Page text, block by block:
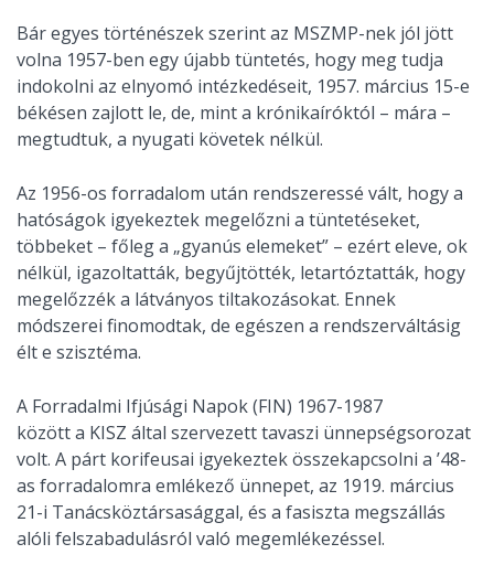
Bár egyes történészek szerint az MSZMP-nek jól jött
volna 1957-ben egy újabb tüntetés, hogy meg tudja
indokolni az elnyomó intézkedéseit, 1957. március 15-e
békésen zajlott le, de, mint a krónikaíróktól – mára –
megtudtuk, a nyugati követek nélkül.
Az 1956-os forradalom után rendszeressé vált, hogy a
hatóságok igyekeztek megelőzni a tüntetéseket,
többeket – főleg a „gyanús elemeket” – ezért eleve, ok
nélkül, igazoltatták, begyűjtötték, letartóztatták, hogy
megelőzzék a látványos tiltakozásokat. Ennek
módszerei finomodtak, de egészen a rendszerváltásig
élt e szisztéma.
A Forradalmi Ifjúsági Napok (FIN) 1967-1987
között a KISZ által szervezett tavaszi ünnepségsorozat
volt. A párt korifeusai igyekeztek összekapcsolni a ’48-
as forradalomra emlékező ünnepet, az 1919. március
21-i Tanácsköztársasággal, és a fasiszta megszállás
alóli felszabadulásról való megemlékezéssel.